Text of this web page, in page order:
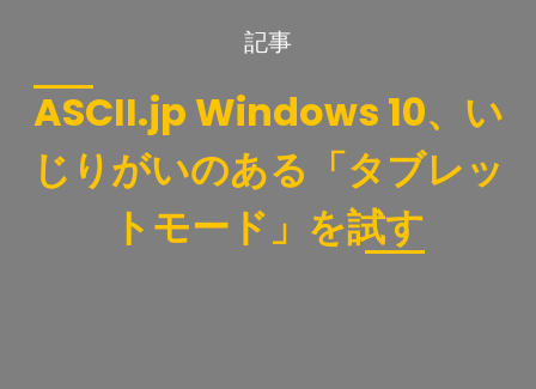
記事
ASCII.jp Windows 10、い
じりがいのある「タブレッ
トモード」を試す